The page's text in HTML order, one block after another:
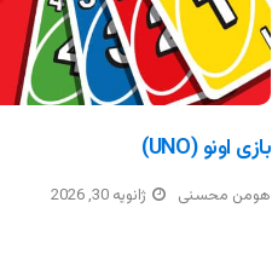
بازی اونو (UNO)
هومن محسنی ژانویه 30, 2026